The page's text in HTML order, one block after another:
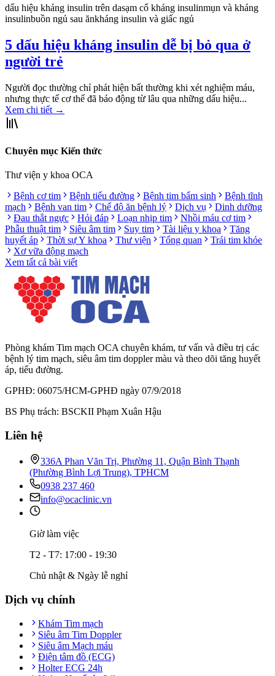
dấu hiệu kháng insulin trên dasạm cổ kháng insulinmụn và kháng
insulinbuồn ngủ sau ănkháng insulin và giấc ngủ
5 dấu hiệu kháng insulin dễ bị bỏ qua ở
người trẻ
Người đọc thường chỉ phát hiện bất thường khi xét nghiệm máu,
nhưng thực tế cơ thể đã báo động từ lâu qua những dấu hiệu...
Xem chi tiết →
Chuyên mục Kiến thức
Thư viện y khoa OCA
Bệnh cơ tim
Bệnh tiểu đường Bệnh tim bẩm sinh
Bệnh tĩnh
mạch
Bệnh van tim Chế độ ăn bệnh lý Dịch vụ
Dinh dưỡng
Đau thắt ngực
Hỏi đáp Loạn nhịp tim
Nhồi máu cơ tim
Phẫu thuật tim
Siêu âm tim Suy tim Tài liệu y khoa
Tăng
huyết áp
Thời sự Y khoa Thư viện Tổng quan
Trái tim khỏe
Xơ vữa động mạch
Xem tất cả bài viết
Phòng khám Tim mạch OCA chuyên khám, tư vấn và điều trị các
bệnh lý tim mạch, siêu âm tim doppler màu và theo dõi tăng huyết
áp, tiểu đường.
GPHĐ: 06075/HCM-GPHĐ ngày 07/9/2018
BS Phụ trách: BSCKII Phạm Xuân Hậu
Liên hệ
336A Phan Văn Trị, Phường 11, Quận Bình Thạnh
(Phường Bình Lợi Trung), TPHCM
0938 237 460
info@ocaclinic.vn
Giờ làm việc
T2 - T7: 17:00 - 19:30
Chủ nhật & Ngày lễ nghỉ
Dịch vụ chính
Khám Tim mạch
Siêu âm Tim Doppler
Siêu âm Mạch máu
Điện tâm đồ (ECG)
Holter ECG 24h